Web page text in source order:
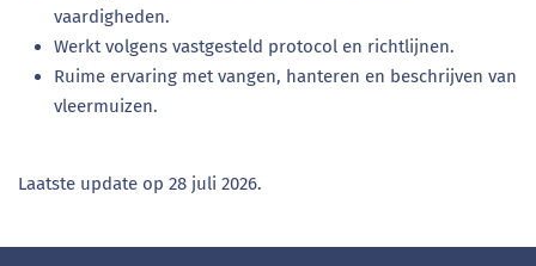
vaardigheden.
Werkt volgens vastgesteld protocol en richtlijnen.
Ruime ervaring met vangen, hanteren en beschrijven van
vleermuizen.
Laatste update op 28 juli 2026.